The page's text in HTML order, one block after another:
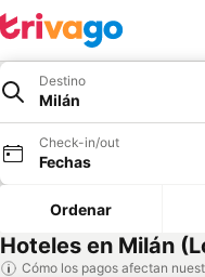
Destino
Milán
Check-in/out
Fechas
Ordenar
Hoteles en Milán
Cómo los pagos afectan